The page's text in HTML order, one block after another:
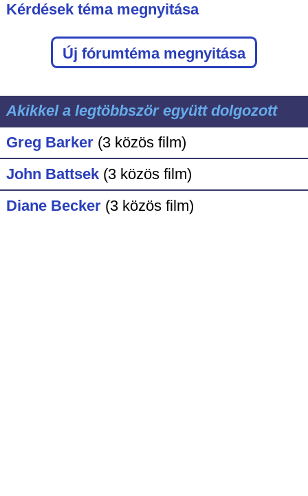
Kérdések téma megnyitása
Új fórumtéma megnyitása
Akikkel a legtöbbször együtt dolgozott
Greg Barker (3 közös film)
John Battsek (3 közös film)
Diane Becker (3 közös film)